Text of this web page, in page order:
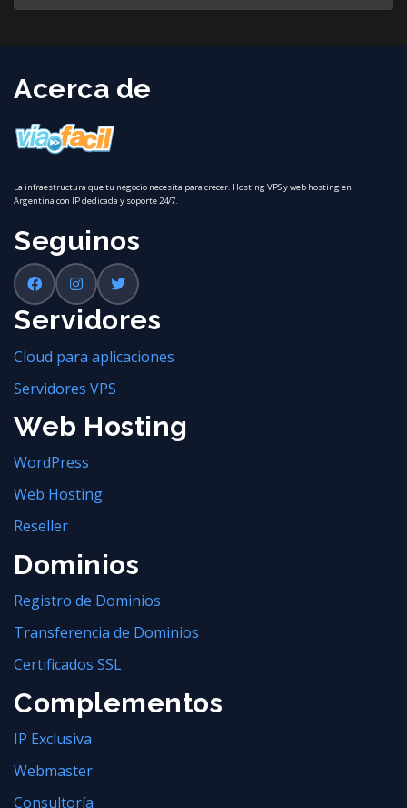
Acerca de
La infraestructura que tu negocio necesita para crecer. Hosting VPS y web hosting en
Argentina con IP dedicada y soporte 24/7.
Seguinos
Servidores
Cloud para aplicaciones
Servidores VPS
Web Hosting
WordPress
Web Hosting
Reseller
Dominios
Registro de Dominios
Transferencia de Dominios
Certificados SSL
Complementos
IP Exclusiva
Webmaster
Consultoría